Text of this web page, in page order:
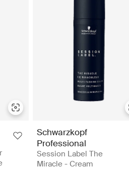
Schwarzkopf
Professional
Session Label The
Miracle - Cream